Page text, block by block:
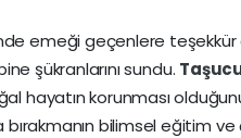
emeği geçenlere
şükranlarını sundu.
hayatın korunması
bilimsel eğitim